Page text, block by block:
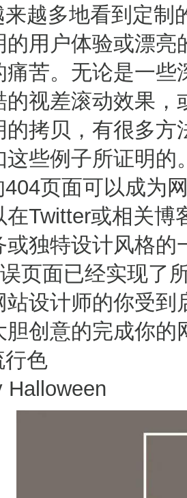
越多地看到定制
的用户体验或漂
痛苦。无论是一
的视差滚动效果
的拷贝，有很多方
这些例子所证明的
页面可以成为
在Twitter或相关博
或独特设计风格
页面已经实现了
站设计师的你受到
胆创意的完成你的
行色
Halloween